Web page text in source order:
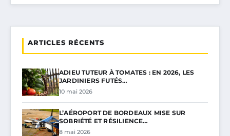
ARTICLES RÉCENTS
ADIEU TUTEUR À TOMATES : EN 2026, LES
JARDINIERS FUTÉS…
10 mai 2026
L’AÉROPORT DE BORDEAUX MISE SUR
SOBRIÉTÉ ET RÉSILIENCE…
8 mai 2026